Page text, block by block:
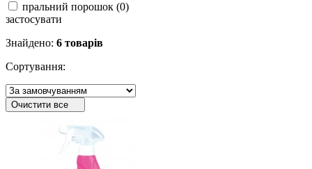
пральний порошок (0)
застосувати
Знайдено: 6 товарів
Сортування:
Очистити все